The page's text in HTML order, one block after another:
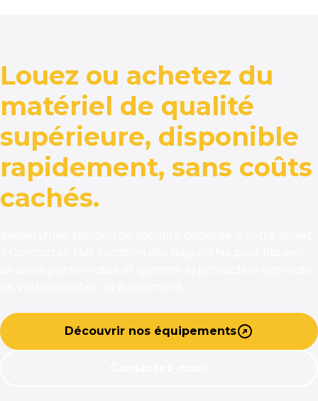
Louez ou achetez du
matériel de qualité
supérieure, disponible
rapidement, sans coûts
cachés.
Découvrir nos équipements